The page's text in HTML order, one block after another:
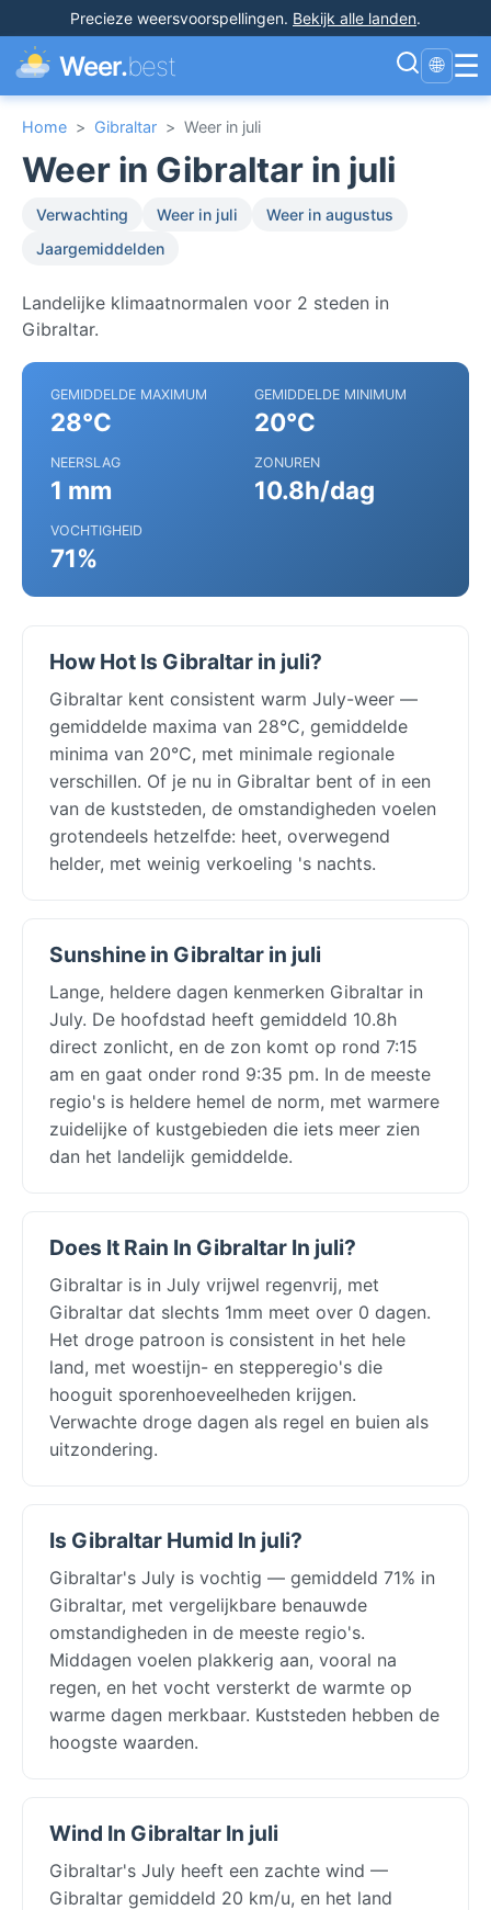
Precieze weersvoorspellingen. Bekijk alle landen.
Weer.best 🌐 ☰
Home > Gibraltar > Weer in juli
Weer in Gibraltar in juli
Verwachting Weer in juli
Weer in augustus
Jaargemiddelden
Landelijke klimaatnormalen voor 2 steden in
Gibraltar.
GEMIDDELDE MAXIMUM
28°C
GEMIDDELDE MINIMUM
20°C
NEERSLAG
1 mm
ZONUREN
10.8h/dag
VOCHTIGHEID
71%
How Hot Is Gibraltar in juli?
Gibraltar kent consistent warm July-weer —
gemiddelde maxima van 28°C, gemiddelde
minima van 20°C, met minimale regionale
verschillen. Of je nu in Gibraltar bent of in een
van de kuststeden, de omstandigheden voelen
grotendeels hetzelfde: heet, overwegend
helder, met weinig verkoeling 's nachts.
Sunshine in Gibraltar in juli
Lange, heldere dagen kenmerken Gibraltar in
July. De hoofdstad heeft gemiddeld 10.8h
direct zonlicht, en de zon komt op rond 7:15
am en gaat onder rond 9:35 pm. In de meeste
regio's is heldere hemel de norm, met warmere
zuidelijke of kustgebieden die iets meer zien
dan het landelijk gemiddelde.
Does It Rain In Gibraltar In juli?
Gibraltar is in July vrijwel regenvrij, met
Gibraltar dat slechts 1mm meet over 0 dagen.
Het droge patroon is consistent in het hele
land, met woestijn- en stepperegio's die
hooguit sporenhoeveelheden krijgen.
Verwachte droge dagen als regel en buien als
uitzondering.
Is Gibraltar Humid In juli?
Gibraltar's July is vochtig — gemiddeld 71% in
Gibraltar, met vergelijkbare benauwde
omstandigheden in de meeste regio's.
Middagen voelen plakkerig aan, vooral na
regen, en het vocht versterkt de warmte op
warme dagen merkbaar. Kuststeden hebben de
hoogste waarden.
Wind In Gibraltar In juli
Gibraltar's July heeft een zachte wind —
Gibraltar gemiddeld 20 km/u, en het land